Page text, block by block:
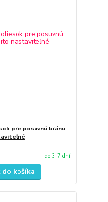
pre posuvnú bránu
do 3-7 dní
do košíka